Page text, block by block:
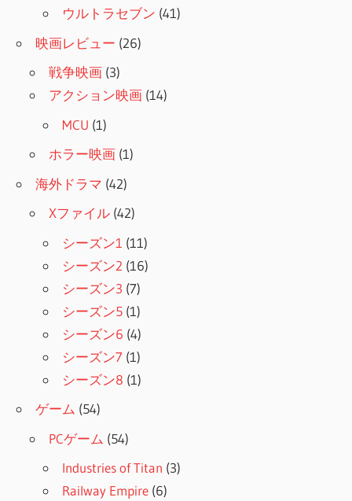
ウルトラセブン (41)
映画レビュー (26)
戦争映画 (3)
アクション映画 (14)
MCU (1)
ホラー映画 (1)
海外ドラマ (42)
Xファイル (42)
シーズン1 (11)
シーズン2 (16)
シーズン3 (7)
シーズン5 (1)
シーズン6 (4)
シーズン7 (1)
シーズン8 (1)
ゲーム (54)
PCゲーム (54)
Industries of Titan (3)
Railway Empire (6)